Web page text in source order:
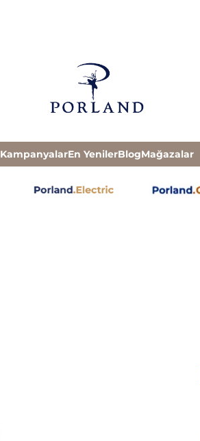
KampanyalarEn YenilerBlogMağazalar